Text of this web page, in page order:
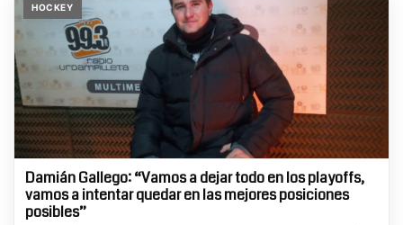
HOCKEY
Damián Gallego: “Vamos a dejar todo en los playoffs,
vamos a intentar quedar en las mejores posiciones
posibles”